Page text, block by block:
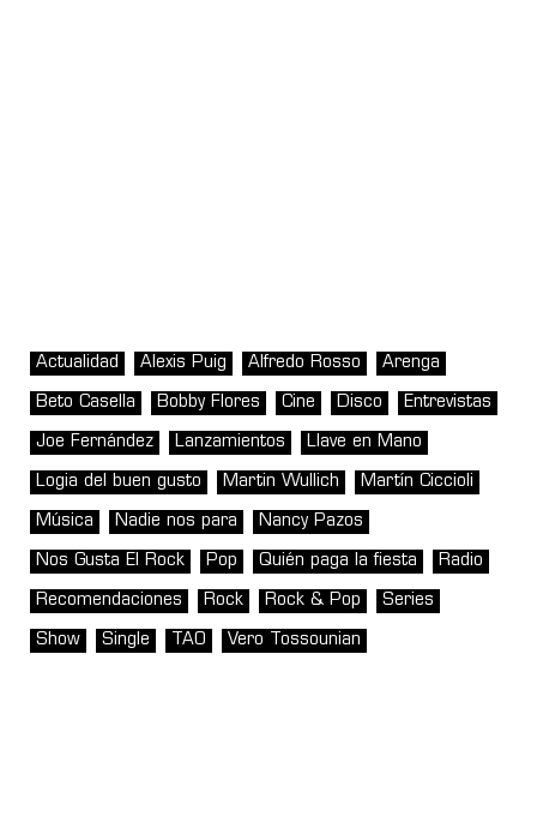
Actualidad Alexis Puig Alfredo Rosso Arenga
Beto Casella Bobby Flores Cine Disco Entrevistas
Joe Fernández Lanzamientos Llave en Mano
Logia del buen gusto Martin Wullich Martín Ciccioli
Música Nadie nos para Nancy Pazos
Nos Gusta El Rock Pop Quién paga la fiesta Radio
Recomendaciones Rock Rock & Pop Series
Show Single TAO Vero Tossounian